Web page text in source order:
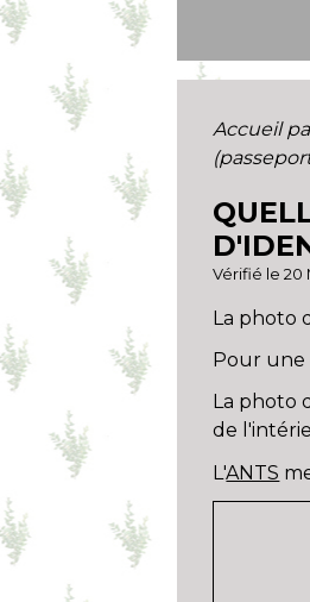
Accueil
Vérifié le 20
La photo
Pour une
La photo
de
L'ANTS